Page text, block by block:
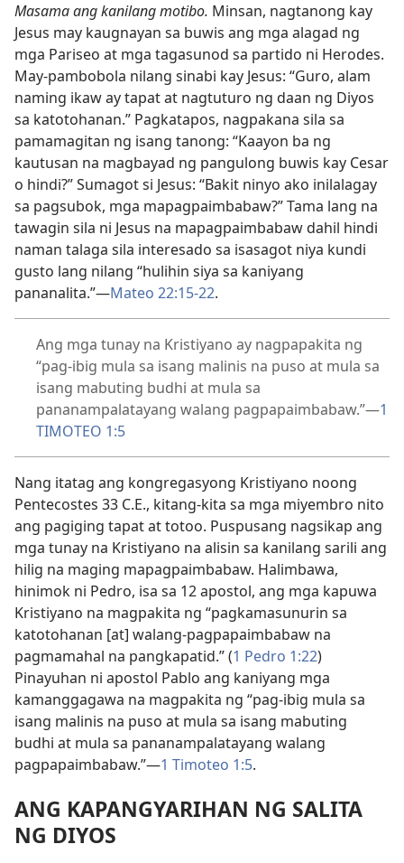
Masama ang kanilang motibo. Minsan, nagtanong kay
Jesus may kaugnayan sa buwis ang mga alagad ng
mga Pariseo at mga tagasunod sa partido ni Herodes.
May-pambobola nilang sinabi kay Jesus: “Guro, alam
naming ikaw ay tapat at nagtuturo ng daan ng Diyos
sa katotohanan.” Pagkatapos, nagpakana sila sa
pamamagitan ng isang tanong: “Kaayon ba ng
kautusan na magbayad ng pangulong buwis kay Cesar
o hindi?” Sumagot si Jesus: “Bakit ninyo ako inilalagay
sa pagsubok, mga mapagpaimbabaw?” Tama lang na
tawagin sila ni Jesus na mapagpaimbabaw dahil hindi
naman talaga sila interesado sa isasagot niya kundi
gusto lang nilang “hulihin siya sa kaniyang
pananalita.”—Mateo 22:15-22.
Ang mga tunay na Kristiyano ay nagpapakita ng
“pag-ibig mula sa isang malinis na puso at mula sa
isang mabuting budhi at mula sa
pananampalatayang walang pagpapaimbabaw.”—1
TIMOTEO 1:5
Nang itatag ang kongregasyong Kristiyano noong
Pentecostes 33 C.E., kitang-kita sa mga miyembro nito
ang pagiging tapat at totoo. Puspusang nagsikap ang
mga tunay na Kristiyano na alisin sa kanilang sarili ang
hilig na maging mapagpaimbabaw. Halimbawa,
hinimok ni Pedro, isa sa 12 apostol, ang mga kapuwa
Kristiyano na magpakita ng “pagkamasunurin sa
katotohanan [at] walang-pagpapaimbabaw na
pagmamahal na pangkapatid.” (1 Pedro 1:22)
Pinayuhan ni apostol Pablo ang kaniyang mga
kamanggagawa na magpakita ng “pag-ibig mula sa
isang malinis na puso at mula sa isang mabuting
budhi at mula sa pananampalatayang walang
pagpapaimbabaw.”—1 Timoteo 1:5.
ANG KAPANGYARIHAN NG SALITA
NG DIYOS